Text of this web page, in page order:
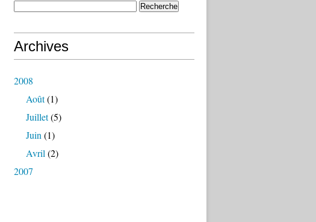
Archives
2008
Août(1)
Juillet(5)
Juin (1)
Avril (2)
2007